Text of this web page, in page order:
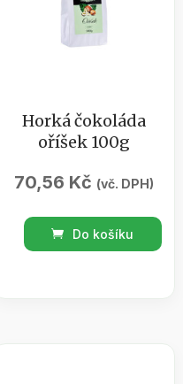
Horká čokoláda
oříšek 100g
70,56 Kč (vč. DPH)
Horká
čokoláda
Do košíku